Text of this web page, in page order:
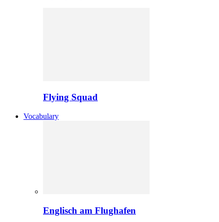
Flying Squad
Vocabulary
Englisch am Flughafen